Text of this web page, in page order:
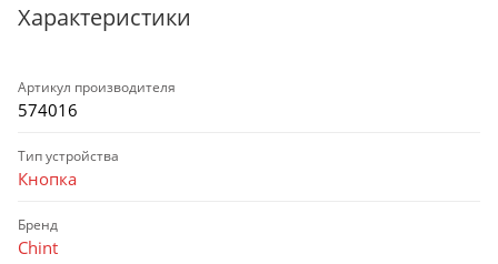
Характеристики
Артикул производителя
574016
Тип устройства
Кнопка
Бренд
Chint